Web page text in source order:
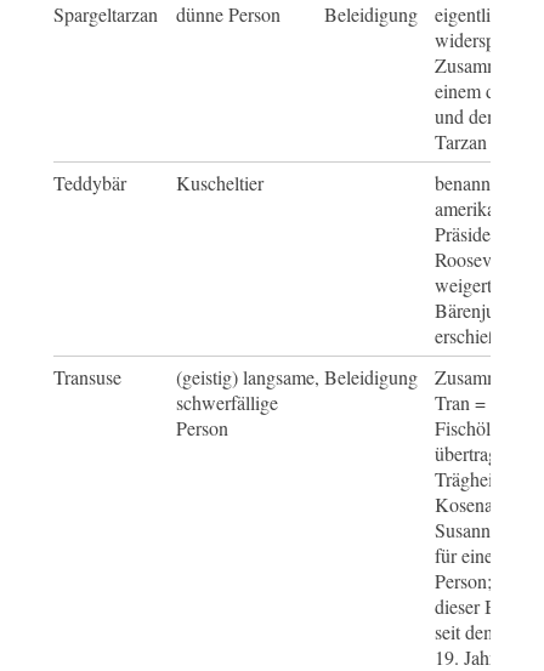
Spargeltarzan
dünne Person Beleidigung
eigentlich
einem
und dem
Tarzan
Teddybär
Kuscheltier
benannt nach
Präsidenten
Roosevelt,
weigerte, ein
Bärenjunges
erschießen
Transuse
(geistig) langsame,
schwerfällige
Person
Beleidigung
Tran =
Fischöl, im
übertragenen
Trägheit und
Kosename
Susanne,
für eine
Person;
dieser Begriff
seit dem
19.